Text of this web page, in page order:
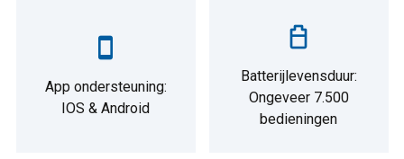
App ondersteuning:
IOS & Android
Batterijlevensduur:
Ongeveer 7.500
bedieningen